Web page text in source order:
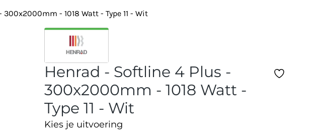
- 1018 Watt - Type 11 - Wit
Henrad - Softline 4 Plus -
300x2000mm - 1018 Watt -
Type 11 - Wit
Kies je uitvoering